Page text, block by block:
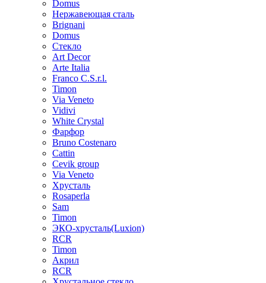
Domus
Нержавеющая сталь
Brignani
Domus
Стекло
Art Decor
Arte Italia
Franco C.S.r.l.
Timon
Via Veneto
Vidivi
White Crystal
Фарфор
Bruno Costenaro
Cattin
Cevik group
Via Veneto
Хрусталь
Rosaperla
Sam
Timon
ЭКО-хрусталь(Luxion)
RCR
Timon
Акрил
RCR